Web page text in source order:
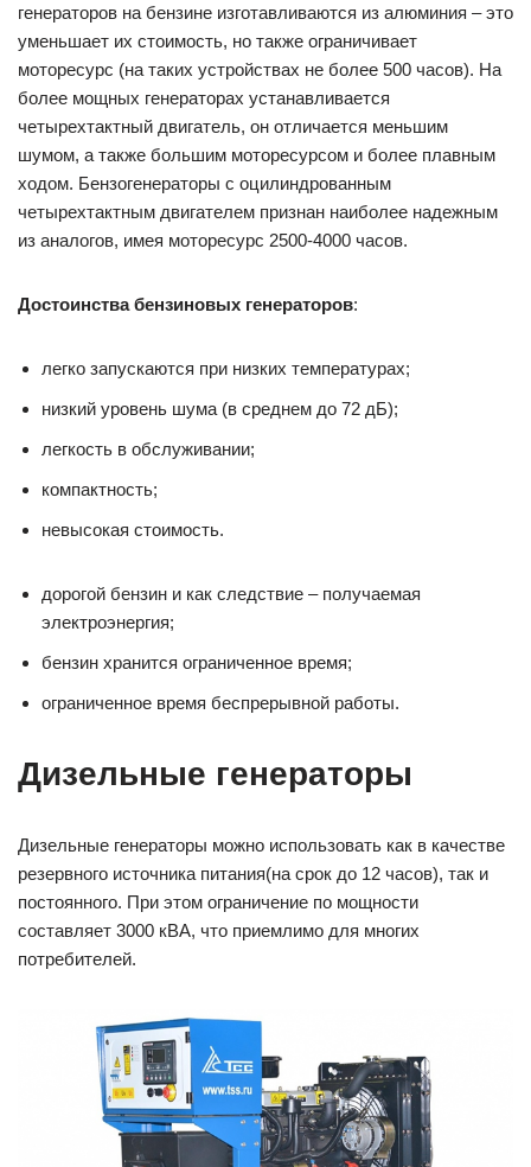
генераторов на бензине изготавливаются из алюминия – это
уменьшает их стоимость, но также ограничивает
моторесурс (на таких устройствах не более 500 часов). На
более мощных генераторах устанавливается
четырехтактный двигатель, он отличается меньшим
шумом, а также большим моторесурсом и более плавным
ходом. Бензогенераторы с оцилиндрованным
четырехтактным двигателем признан наиболее надежным
из аналогов, имея моторесурс 2500-4000 часов.
Достоинства бензиновых генераторов:
легко запускаются при низких температурах;
низкий уровень шума (в среднем до 72 дБ);
легкость в обслуживании;
компактность;
невысокая стоимость.
дорогой бензин и как следствие – получаемая
электроэнергия;
бензин хранится ограниченное время;
ограниченное время беспрерывной работы.
Дизельные генераторы
Дизельные генераторы можно использовать как в качестве
резервного источника питания(на срок до 12 часов), так и
постоянного. При этом ограничение по мощности
составляет 3000 кВА, что приемлимо для многих
потребителей.